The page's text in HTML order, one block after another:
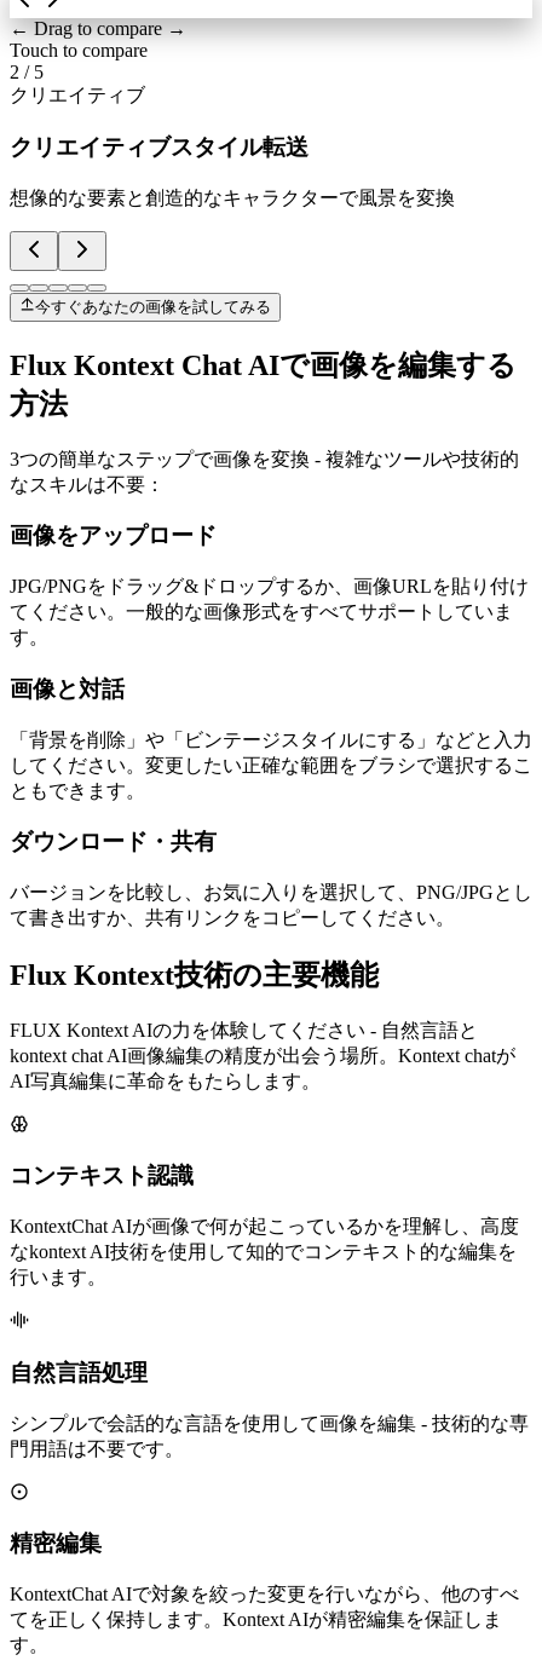
← Drag to compare →
Touch to compare
2 / 5
クリエイティブ
クリエイティブスタイル転送
想像的な要素と創造的なキャラクターで風景を変換
今すぐあなたの画像を試してみる
Flux Kontext Chat AIで画像を編集する
方法
3つの簡単なステップで画像を変換 - 複雑なツールや技術的
なスキルは不要：
画像をアップロード
JPG/PNGをドラッグ&ドロップするか、画像URLを貼り付け
てください。一般的な画像形式をすべてサポートしていま
す。
画像と対話
「背景を削除」や「ビンテージスタイルにする」などと入力
してください。変更したい正確な範囲をブラシで選択するこ
ともできます。
ダウンロード・共有
バージョンを比較し、お気に入りを選択して、PNG/JPGとし
て書き出すか、共有リンクをコピーしてください。
Flux Kontext技術の主要機能
FLUX Kontext AIの力を体験してください - 自然言語と
kontext chat AI画像編集の精度が出会う場所。Kontext chatが
AI写真編集に革命をもたらします。
コンテキスト認識
KontextChat AIが画像で何が起こっているかを理解し、高度
なkontext AI技術を使用して知的でコンテキスト的な編集を
行います。
自然言語処理
シンプルで会話的な言語を使用して画像を編集 - 技術的な専
門用語は不要です。
精密編集
KontextChat AIで対象を絞った変更を行いながら、他のすべ
てを正しく保持します。Kontext AIが精密編集を保証しま
す。